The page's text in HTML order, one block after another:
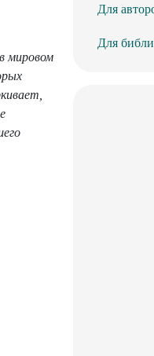
мировом
Для
Для